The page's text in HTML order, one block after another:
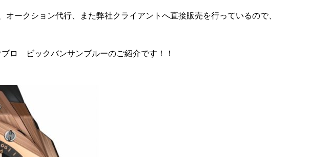
ークション代行、また弊社クライアントへ直接販売を行っているので、
ロ ビックバンサンブルーのご紹介です！！